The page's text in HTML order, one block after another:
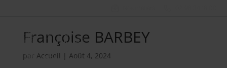
Françoise BARBEY
par Accueil | Août 4, 2024